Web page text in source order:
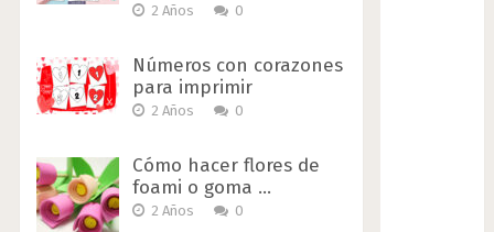
2 Años 0
Números con corazones
para imprimir
2 Años 0
Cómo hacer flores de
foami o goma …
2 Años 0